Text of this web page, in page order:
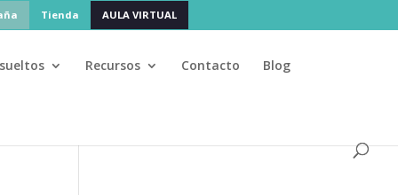
Tienda AULA VIRTUAL
Recursos Contacto Blog